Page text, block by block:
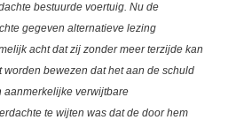
bestuurde voertuig. Nu de
gegeven alternatieve lezing
acht dat zij zonder meer terzijde kan
bewezen dat het aan de schuld
aanmerkelijke verwijtbare
te wijten was dat de door hem